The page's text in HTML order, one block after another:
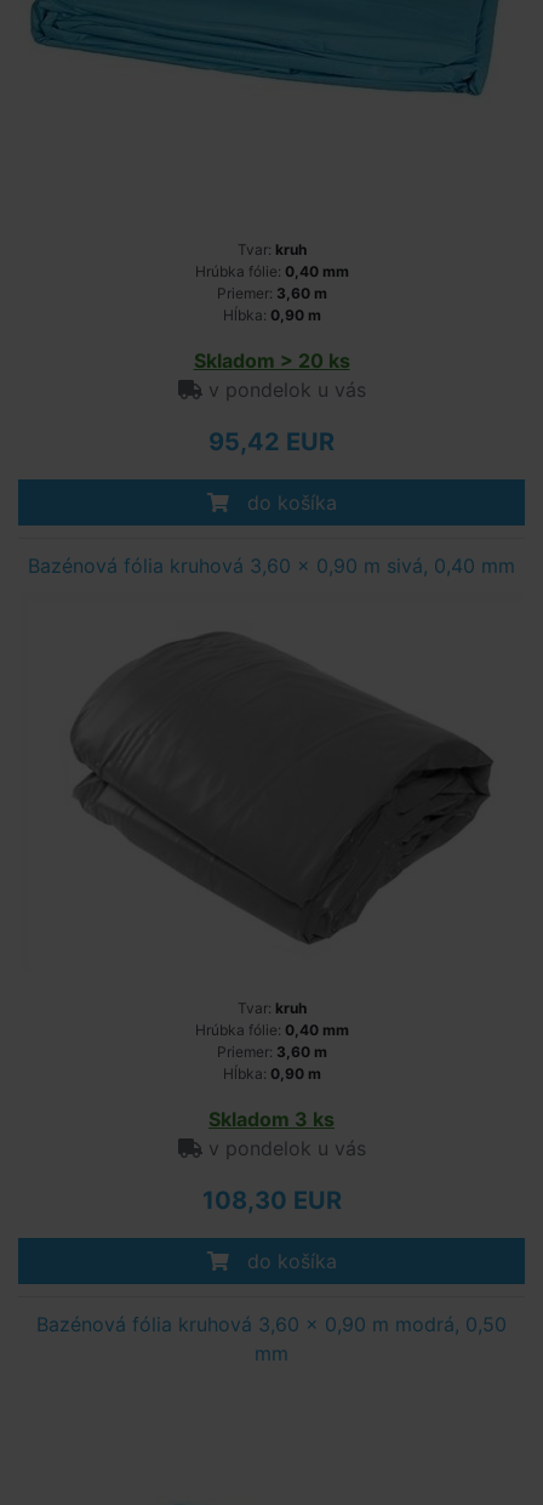
Tvar: kruh
Hrúbka fólie: 0,40 mm
Priemer: 3,60 m
Hĺbka: 0,90 m
Skladom > 20 ks
v pondelok u vás
95,42 EUR
do košíka
Bazénová fólia kruhová 3,60 x 0,90 m sivá, 0,40 mm
Tvar: kruh
Hrúbka fólie: 0,40 mm
Priemer: 3,60 m
Hĺbka: 0,90 m
Skladom 3 ks
v pondelok u vás
108,30 EUR
do košíka
Bazénová fólia kruhová 3,60 x 0,90 m modrá, 0,50
mm